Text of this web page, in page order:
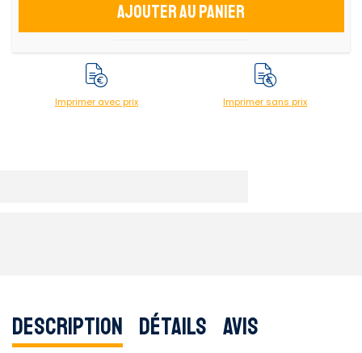
Ajouter au panier
Imprimer avec prix Imprimer sans prix
Description Détails Avis